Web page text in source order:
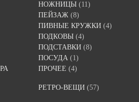
НОЖНИЦЫ (11)
ПЕЙЗАЖ (8)
ПИВНЫЕ КРУЖКИ (4)
ПОДКОВЫ (4)
ПОДСТАВКИ (8)
ПОСУДА (1)
ПРОЧЕЕ (4)
РЕТРО-ВЕЩИ (57)